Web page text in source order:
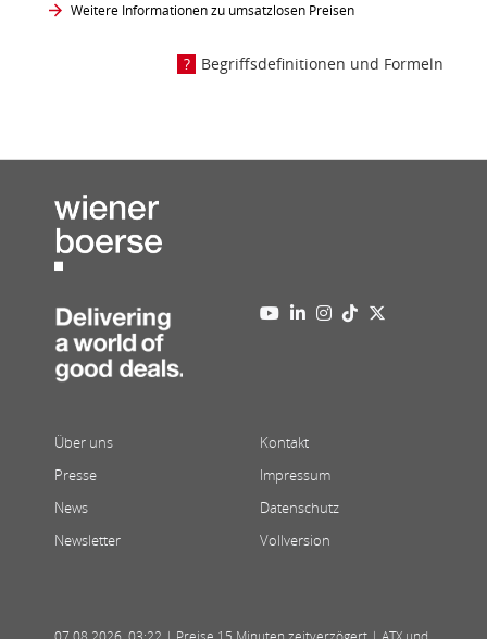
Weitere Informationen zu umsatzlosen Preisen
Begriffsdefinitionen und Formeln
Über uns
Presse
News
Newsletter
Kontakt
Impressum
Datenschutz
Vollversion